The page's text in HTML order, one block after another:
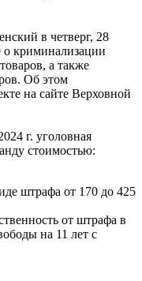
в четверг, 28
о криминализации
а также
Об этом
на сайте Верховной
г. уголовная
стоимостью:
штрафа от 170 до 425
от штрафа в
на 11 лет с